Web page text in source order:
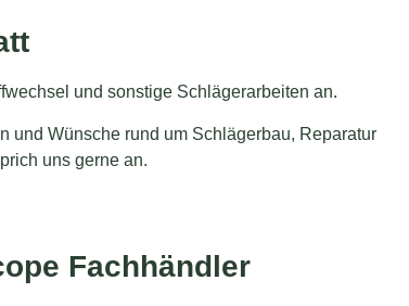
und sonstige Schlägerarbeiten an.
und Wünsche rund um Schlägerbau, Reparatur
uns gerne an.
Fachhändler